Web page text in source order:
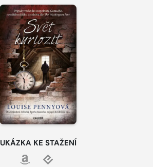
UKÁZKA KE STAŽENÍ